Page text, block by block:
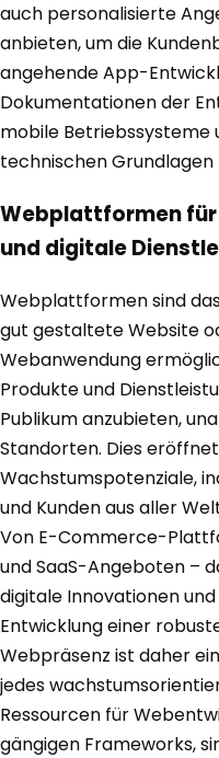
auch personalisierte
anbieten, um die
angehende App-
Dokumentationen der
mobile Betriebssysteme
technischen Grundlagen
Webplattformen
und digitale
Webplattformen sind
gut gestaltete Website
Webanwendung
Produkte und
Publikum anzubieten,
Standorten. Dies
Wachstumspotenziale,
und Kunden aus aller
Von E-Commerce-
und SaaS-Angeboten –
digitale Innovationen
Entwicklung einer
Webpräsenz ist daher
jedes
Ressourcen für
gängigen Frameworks,